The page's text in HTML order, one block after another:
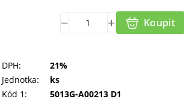
Koupit
DPH:
21%
Jednotka:
ks
Kód 1:
5013G-A00213 D1